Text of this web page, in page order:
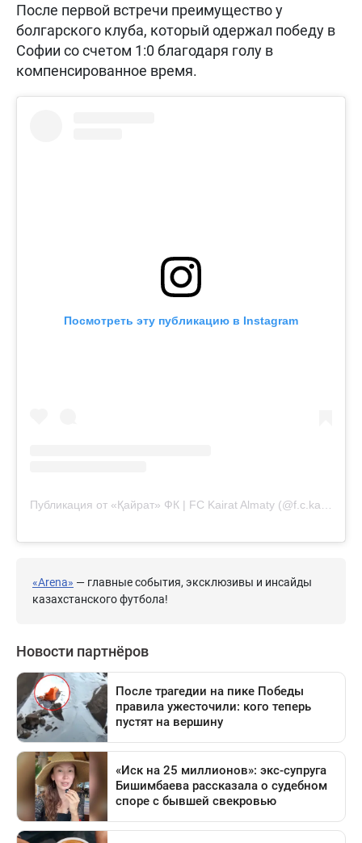
После первой встречи преимущество у
болгарского клуба, который одержал победу в
Софии со счетом 1:0 благодаря голу в
компенсированное время.
Посмотреть эту публикацию в Instagram
«Arena» — главные события, эксклюзивы и инсайды
казахстанского футбола!